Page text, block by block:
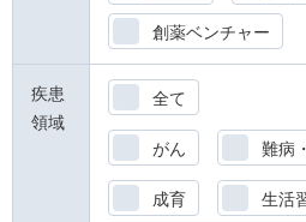
創薬ベンチャー
疾患
領域
全て
がん 難病
成育 生活